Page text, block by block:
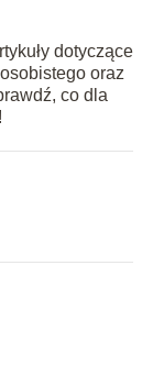
dotyczące
oraz
co dla